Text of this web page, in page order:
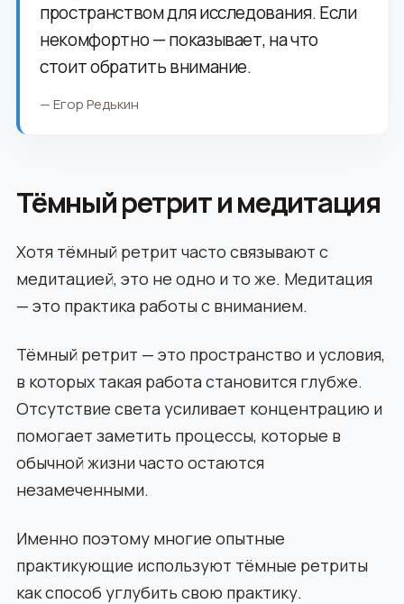
пространством для исследования. Если
некомфортно — показывает, на что
стоит обратить внимание.
— Егор Редькин
Тёмный ретрит и медитация
Хотя тёмный ретрит часто связывают с
медитацией, это не одно и то же. Медитация
— это практика работы с вниманием.
Тёмный ретрит — это пространство и условия,
в которых такая работа становится глубже.
Отсутствие света усиливает концентрацию и
помогает заметить процессы, которые в
обычной жизни часто остаются
незамеченными.
Именно поэтому многие опытные
практикующие используют тёмные ретриты
как способ углубить свою практику.